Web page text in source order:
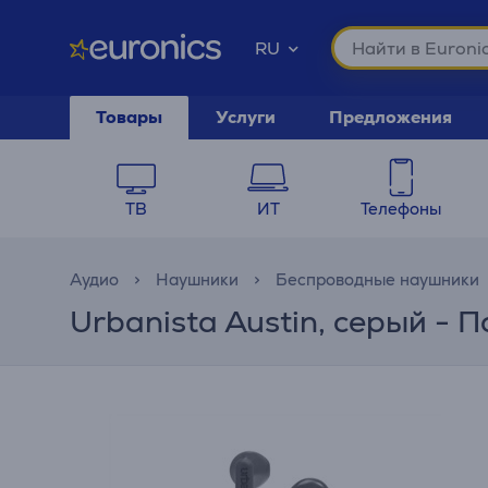
RU
Товары Услуги Предложения
ТВ ИТ Телефоны
Аудио Наушники Беспроводные наушники
Urbanista Austin, серый -